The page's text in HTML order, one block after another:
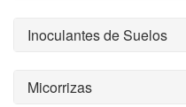
Inoculantes de Suelos
Micorrizas